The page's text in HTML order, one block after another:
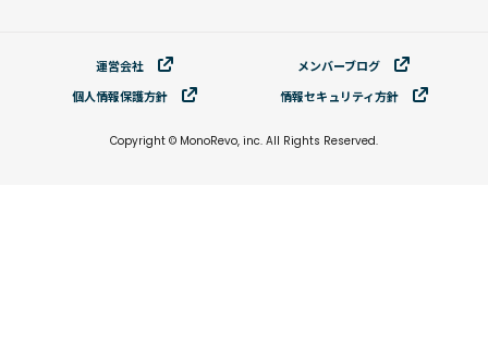
運営会社
メンバーブログ
個⼈情報保護⽅針
情報セキュリティ⽅針
Copyright © MonoRevo, inc. All Rights Reserved.